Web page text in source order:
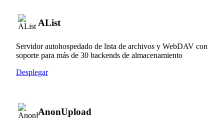
AList
Servidor autohospedado de lista de archivos y WebDAV con
soporte para más de 30 backends de almacenamiento
Desplegar
AnonUpload